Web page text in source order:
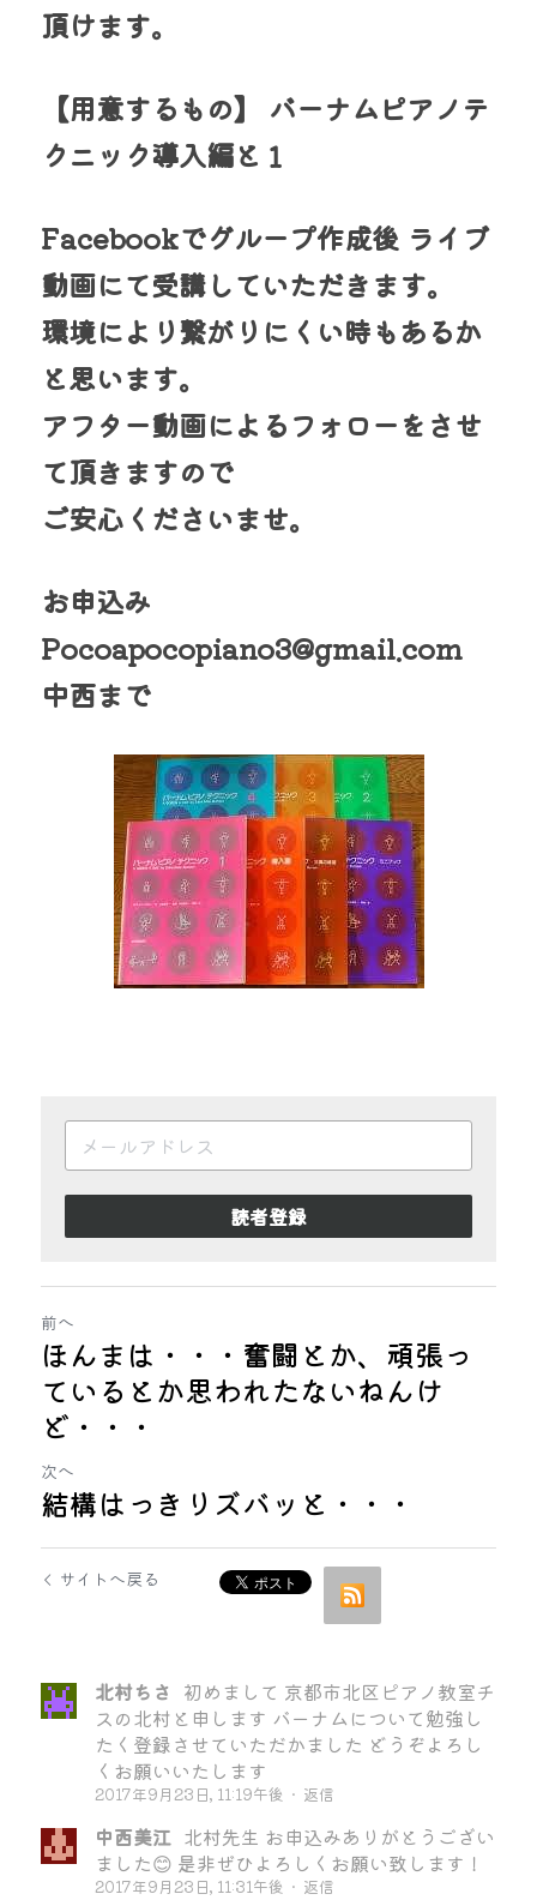
頂けます。
【用意するもの】 バーナムピアノテ
クニック導入編と１
Facebookでグループ作成後 ライブ
動画にて受講していただきます。
環境により繋がりにくい時もあるか
と思います。
アフター動画によるフォローをさせ
て頂きますので
ご安心くださいませ。
お申込み
Pocoapocopiano3@gmail.com
中西まで
読者登録
前へ
ほんまは・・・奮闘とか、頑張っ
ているとか思われたないねんけ
ど・・・
次へ
結構はっきりズバッと・・・
サイトへ戻る
北村ちさ 初めまして 京都市北区ピアノ教室チ
スの北村と申します バーナムについて勉強し
たく登録させていただかました どうぞよろし
くお願いいたします
2017年9月23日, 11:19午後 · 返信
中西美江 北村先生 お申込みありがとうござい
ました😊 是非ぜひよろしくお願い致します！
2017年9月23日, 11:31午後 · 返信